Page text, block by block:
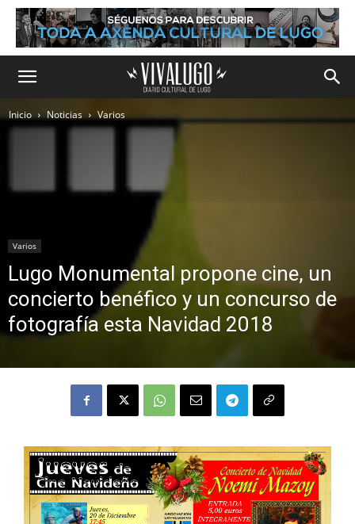
Inicio Noticias Varios
Varios
Lugo Monumental propone cine, un
concierto benéfico y un concurso de
fotografía esta Navidad 2018